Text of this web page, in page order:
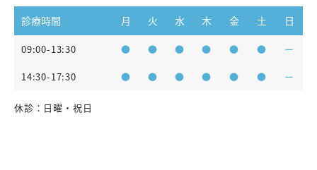
診療時間 月 火 水 木 金 土 日
09:00-13:30 ● ● ● ● ● ● ー
14:30-17:30 ● ● ● ● ● ● ー
休診：日曜・祝日